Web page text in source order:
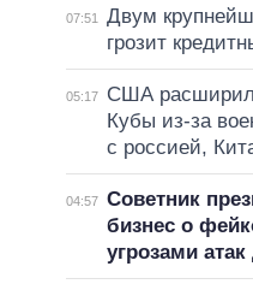
07:51
Двум
грозит
05:17
США
Кубы из-за
с россией,
04:57 Советник
бизнес о
угрозами